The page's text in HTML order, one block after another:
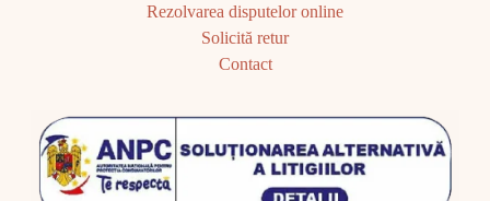
Rezolvarea disputelor online
Solicită retur
Contact